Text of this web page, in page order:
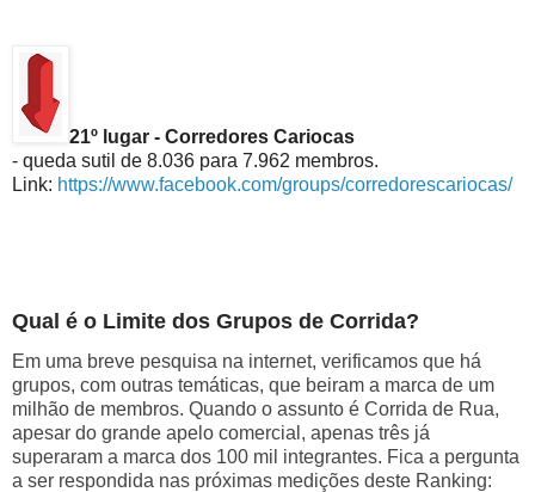
21º lugar - Corredores Cariocas
- queda sutil de 8.036 para 7.962 membros.
Link: https://www.facebook.com/groups/corredorescariocas/
Qual é o Limite dos Grupos de Corrida?
Em uma breve pesquisa na internet, verificamos que há
grupos, com outras temáticas, que beiram a marca de um
milhão de membros. Quando o assunto é Corrida de Rua,
apesar do grande apelo comercial, apenas três já
superaram a marca dos 100 mil integrantes. Fica a pergunta
a ser respondida nas próximas medições deste Ranking: